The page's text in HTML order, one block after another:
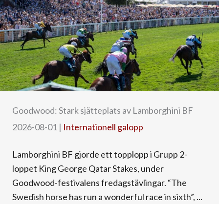
Goodwood: Stark sjätteplats av Lamborghini BF
2026-08-01 | Internationell galopp
Lamborghini BF gjorde ett topplopp i Grupp 2-
loppet King George Qatar Stakes, under
Goodwood-festivalens fredagstävlingar. “The
Swedish horse has run a wonderful race in sixth”, ...